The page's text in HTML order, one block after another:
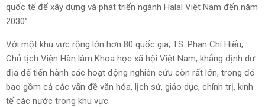
quốc tế để xây dựng và phát triển ngành Halal Việt Nam đến năm
2030”.
Với một khu vực rộng lớn hơn 80 quốc gia, TS. Phan Chí Hiếu,
Chủ tịch Viện Hàn lâm Khoa học xã hội Việt Nam, khẳng định dư
địa để tiến hành các hoạt động nghiên cứu còn rất lớn, trong đó
bao gồm cả các vấn đề văn hóa, lịch sử, giáo dục, chính trị, kinh
tế các nước trong khu vực.